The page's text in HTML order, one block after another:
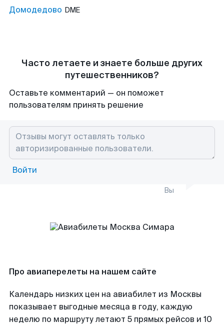
Домодедово DME
Часто летаете и знаете больше других
путешественников?
Оставьте комментарий — он поможет
пользователям принять решение
Войти
Вы
Про авиаперелеты на нашем сайте
Календарь низких цен на авиабилет из Москвы
показывает выгодные месяца в году, каждую
неделю по маршруту летают 5 прямых рейсов и 10